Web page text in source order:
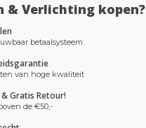
& Verlichting kopen?
betaalsysteem.
van hoge kwaliteit
Gratis Retour!
de €50,-